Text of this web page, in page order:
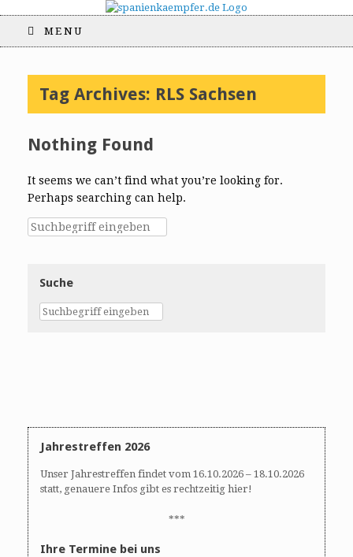
MENU
Tag Archives: RLS Sachsen
Nothing Found
It seems we can’t find what you’re looking for.
Perhaps searching can help.
Suche
Jahrestreffen 2026
Unser Jahrestreffen findet vom 16.10.2026 – 18.10.2026
statt, genauere Infos gibt es rechtzeitig hier!
***
Ihre Termine bei uns